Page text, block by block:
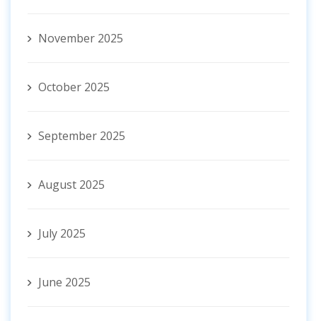
November 2025
October 2025
September 2025
August 2025
July 2025
June 2025